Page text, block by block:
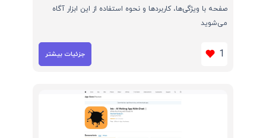
صفحه با ویژگی‌ها، کاربردها و نحوه استفاده از این ابزار آگاه
می‌شوید
1 جزئیات بیشتر